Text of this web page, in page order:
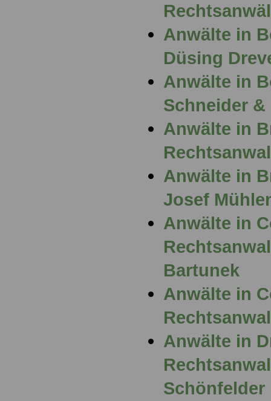
Anwälte in
Düsing
Anwälte in
Schneider
Anwälte in
Anwälte in
Josef
Anwälte in
Bartunek
Anwälte in
Anwälte in
Schönfelder